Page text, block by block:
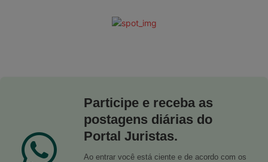
Participe e receba as
postagens diárias do
Portal Juristas.
Ao entrar você está ciente e de acordo com os